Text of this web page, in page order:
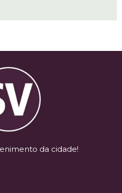
da cidade!